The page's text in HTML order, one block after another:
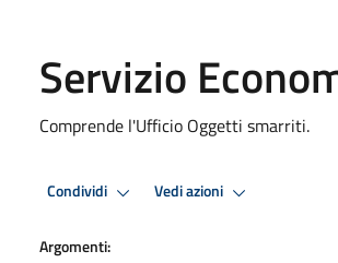
Servizio
Comprende l'Ufficio Oggetti smarriti.
Condividi Vedi azioni
Argomenti: